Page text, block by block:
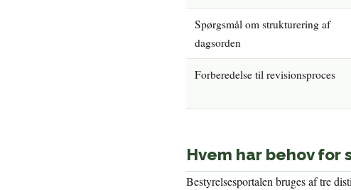
Spørgsmål om strukturering af
dagsorden
Forberedelse til revisionsproces
Hvem har behov for
Bestyrelsesportalen bruges af tre